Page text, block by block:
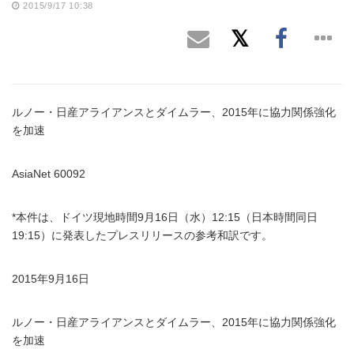
2015/9/17 10:38
ルノー・日産アライアンスとダイムラー、2015年に協力関係強化
を加速
AsiaNet 60092
*本件は、ドイツ現地時間9月16日（水）12:15（日本時間同日
19:15）に発表したプレスリリースの参考和訳です。
2015年9月16日
ルノー・日産アライアンスとダイムラー、2015年に協力関係強化
を加速